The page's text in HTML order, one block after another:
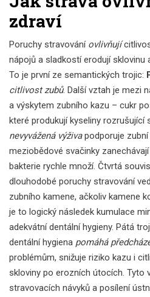
zdraví
Poruchy stravování ovlivňují
nápojů a sladkostí erodují sklovinu
To je první ze semantických trojic:
citlivost zubů. Další vztah je mezi
a výskytem zubního kazu – cukr
které produkují kyseliny rozrušující
nevyvážená výživapodporuje
meziobědové svačinky
bakterie rychle množí. Čtvrtá
dlouhodobé poruchy stravování
zubního kamene, ačkoliv kamene
je to logický následek kumulace
adekvátní dentální hygieny. Pátá
dentální hygiena pomáhá
problémům, snižuje riziko kazu i
skloviny po erozních útocích. Tyto
stravovacích návyků a posílení